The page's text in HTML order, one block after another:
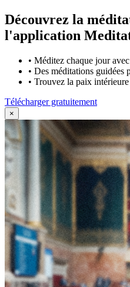
Découvrez la
l'application
• Méditez chaque jour
• Des méditations guidées
• Trouvez la paix
Télécharger gratuitement
×